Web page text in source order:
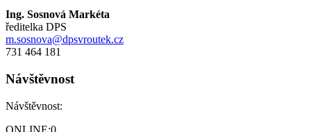
Ing. Sosnová Markéta
ředitelka DPS
m.sosnova@dpsvroutek.cz
731 464 181
Návštěvnost
Návštěvnost:
ONLINE:0